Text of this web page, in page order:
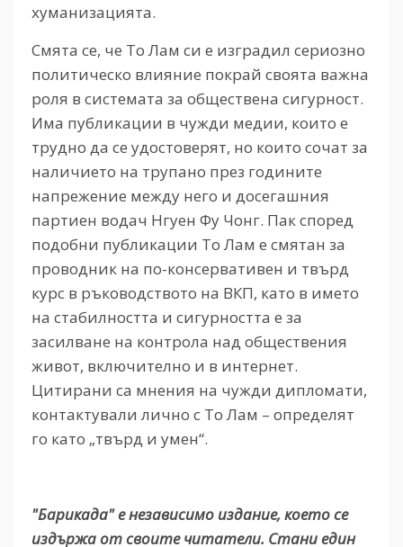
хуманизацията.
Смята се, че То Лам си е изградил сериозно
политическо влияние покрай своята важна
роля в системата за обществена сигурност.
Има публикации в чужди медии, които е
трудно да се удостоверят, но които сочат за
наличието на трупано през годините
напрежение между него и досегашния
партиен водач Нгуен Фу Чонг. Пак според
подобни публикации То Лам е смятан за
проводник на по-консервативен и твърд
курс в ръководството на ВКП, като в името
на стабилността и сигурността е за
засилване на контрола над обществения
живот, включително и в интернет.
Цитирани са мнения на чужди дипломати,
контактували лично с То Лам – определят
го като „твърд и умен“.
"Барикада" е независимо издание, което се
издържа от своите читатели. Стани един